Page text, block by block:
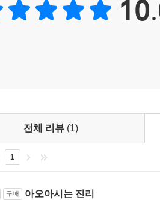
전체 리뷰 (1)
1
구매 아오아시는 진리